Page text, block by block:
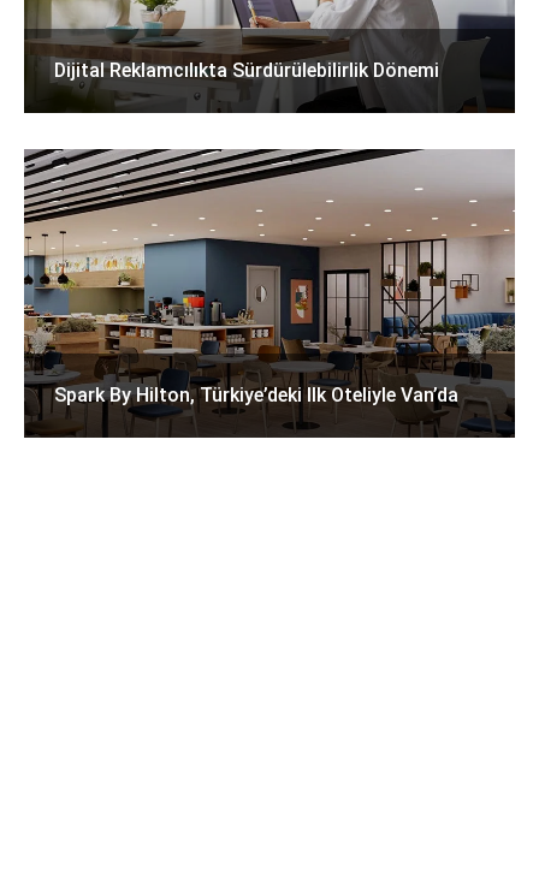
Dijital Reklamcılıkta Sürdürülebilirlik Dönemi
Spark By Hilton, Türkiye’deki Ilk Oteliyle Van’da